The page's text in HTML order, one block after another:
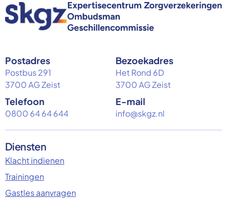
Postadres
Postbus 291
3700 AG Zeist
Bezoekadres
Het Rond 6D
3700 AG Zeist
Telefoon
0800 64 64 644
E-mail
info@skgz.nl
Diensten
Klacht indienen
Trainingen
Gastles aanvragen